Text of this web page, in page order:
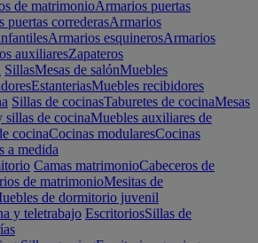
de matrimonioArmarios puertas
puertas correderasArmarios
Armarios esquinerosArmarios
auxiliaresZapateros
SillasMesas de salónMuebles
EstanteriasMuebles recibidores
Sillas de cocinasTaburetes de cocinaMesas
sillas de cocinaMuebles auxiliares de
cocinaCocinas modularesCocinas
a medida
Camas matrimonioCabeceros de
de matrimonioMesitas de
de dormitorio juvenil
y teletrabajo EscritoriosSillas de